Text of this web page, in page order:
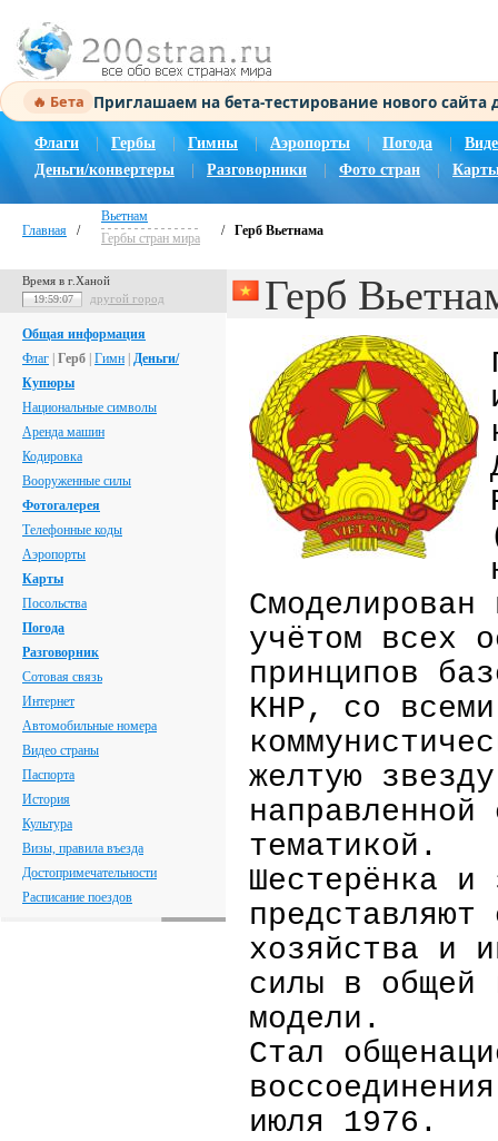
🔥 Бета Приглашаем на бета-тестирование нового
Флаги Гербы Гимны | Аэропорты Погода |
Деньги/конвертеры
Разговорники Фото стран
Главная /
Вьетнам
Гербы стран мира
/ Герб Вьетнама
Время в г.Ханой
19:59:08 другой город
Общая информация
Флаг Герб Гимн Деньги/
Купюры
Национальные символы
Аренда машин
Кодировка
Вооруженные силы
Фотогалерея
Телефонные коды
Аэропорты
Карты
Посольства
Погода
Разговорник
Сотовая связь
Интернет
Автомобильные номера
Видео страны
Паспорта
История
Культура
Визы, правила въезда
Достопримечательности
Расписание поездов
Герб
учётом всех
принципов
КНР, со
желтую
направленной
тематикой.
Шестерёнка и
представляют
хозяйства и
силы в общей
модели.
Стал
июля 1976.